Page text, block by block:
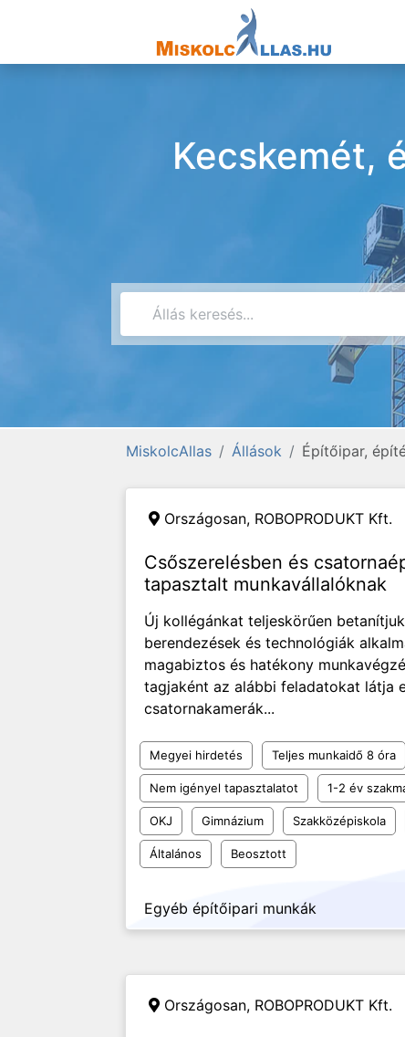
Kecskemét,
MiskolcAllas Állások Építőipar,
Országosan, ROBOPRODUKT Kft.
Csőszerelésben és
tapasztalt munkavállalóknak
Új kollégánkat teljeskörűen
berendezések és technológiák
magabiztos és hatékony
tagjaként az alábbi feladatokat látja
csatornakamerák...
Megyei hirdetés Teljes munkaidő 8 óra
Nem igényel tapasztalatot 1-2 év
OKJ Gimnázium Szakközépiskola
Általános Beosztott
Egyéb építőipari munkák
Országosan, ROBOPRODUKT Kft.